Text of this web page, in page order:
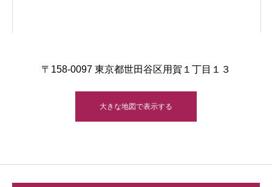
〒158-0097 東京都世田谷区用賀１丁目１３
大きな地図で表示する